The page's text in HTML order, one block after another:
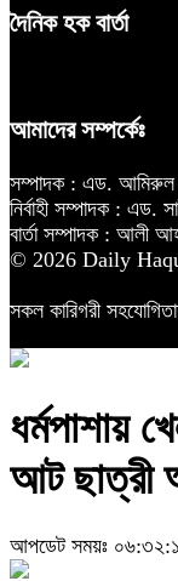
দৈনিক হক বার্তা
আমাদের সম্পর্কেঃ
সম্পাদক : এড.
নির্বাহী সম্পাদক : এড.
বার্তা সম্পাদক : আলী
© 2026 Daily
সকল কারিগরী
ধর্মপাশায়
আট ছাত্রী
আপডেট সময়ঃ